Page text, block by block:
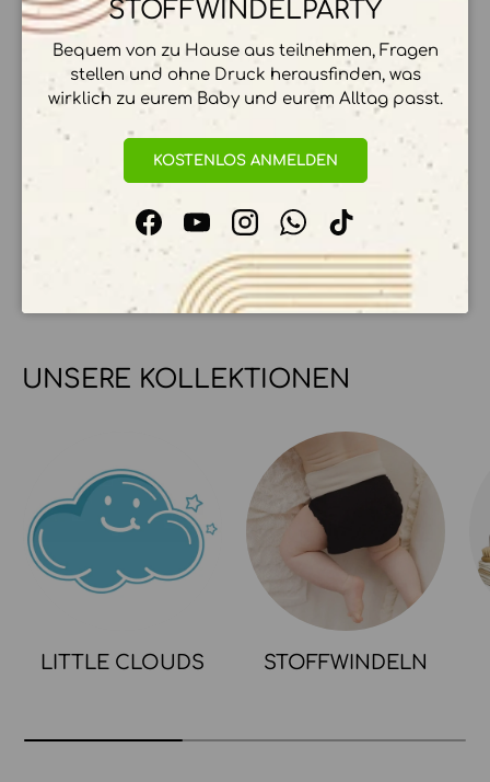
ZAHLUNGSMÖGLICHKEITEN
Ihre Zahlungsinformationen werden sicher
verarbeitet. Wir speichern keine
Kreditkartendetails.
UNSERE KOLLEKTIONEN
LITTLE CLOUDS STOFFWINDELN
STOFFWINDELPARTY
Bequem von zu Hause aus teilnehmen, Fragen
stellen und ohne Druck herausfinden, was
wirklich zu eurem Baby und eurem Alltag passt.
KOSTENLOS ANMELDEN
FacebookYouTubeInstagramWhatsApp
TikTok